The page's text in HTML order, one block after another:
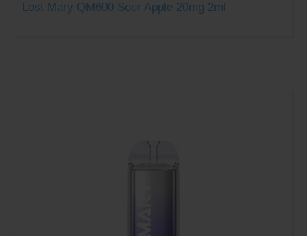
Lost Mary QM600 Sour Apple 20mg 2ml